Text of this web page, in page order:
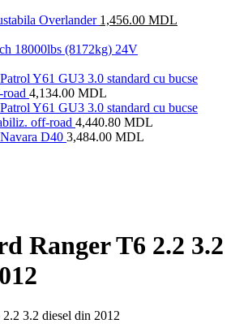
Overlander 1,456.00 MDL
18000lbs (8172kg) 24V
Y61 GU3 3.0 standard cu bucse
4,134.00 MDL
Y61 GU3 3.0 standard cu bucse
off-road 4,440.80 MDL
D40 3,484.00 MDL
Ranger T6 2.2 3.2
3.2 diesel din 2012